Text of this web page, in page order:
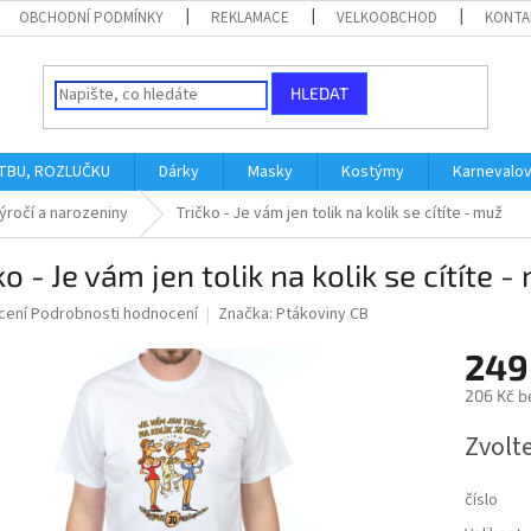
OBCHODNÍ PODMÍNKY REKLAMACE VELKOOBCHOD
HLEDAT
ROZLUČKU Dárky Masky Kostýmy
a narozeniny Tričko - Je vám jen tolik na kolik se cítíte - muž
- Je vám jen tolik na kolik se cítíte -
Podrobnosti hodnocení Značka: Ptákoviny CB
206 Kč
cena:
číslo